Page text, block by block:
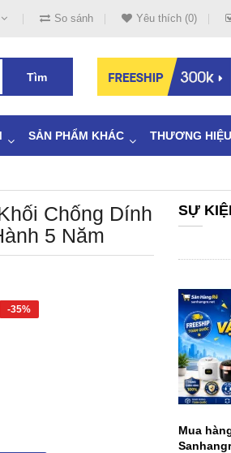
So sánh Yêu thích (0)
Tìm
SẢN PHẨM KHÁC THƯƠNG HIỆU
Chống Dính
5 Năm
-35%
SỰ
Mua